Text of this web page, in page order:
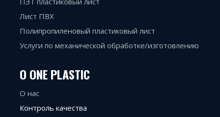
Лист ПВХ
Полипропиленовый пластиковый лист
Услуги по механической обработке/изготовлению
О ONE PLASTIC
О нас
Контроль качества